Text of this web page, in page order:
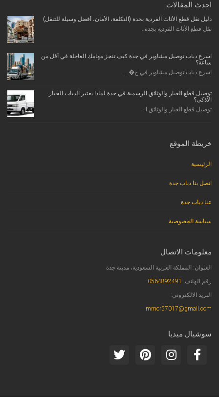
احدث المقالات
دليل نقل قطع الأثاث الفردية بجدة (التكلفة، الأمان، أفضل وسيلة للتنقل)
نقل قطع الأثاث الفردية بجدة...
اسرع دباب توصيل مشاوير في جدة كيف تنجز مهامك العاجلة في أقل من
ساعة؟
اسرع دباب توصيل مشاوير في ج�...
توصيل قطع الغيار والوثائق الرسمية في جدة لماذا يعتبر الدباب الخيار
الأذكى؟
توصيل قطع الغيار والوثائق ا...
خريطة الموقع
الرئيسية
اتصل بنا دباب جدة
عنا دباب جدة
سياسة الخصوصية
معلومات الاتصال
العنوان: المملكة العربية السعودية، مدينة جدة
رقم الهاتف: 0564892491
البريد الالكتروني:
mmor57017@gmail.com
سوشيال ميديا